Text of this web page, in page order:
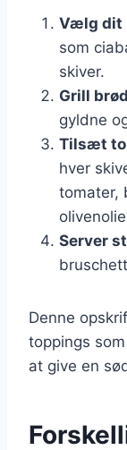
Vælg dit
som
skiver.
Grill
gyldne
Tilsæt
hver
tomater,
Server
Denne
toppings
at give en